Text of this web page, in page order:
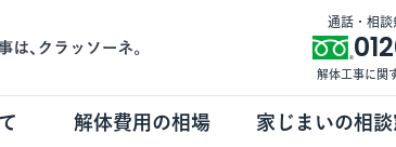
通話・相
解体工事に関
解体費用の相場 家じまいの相談